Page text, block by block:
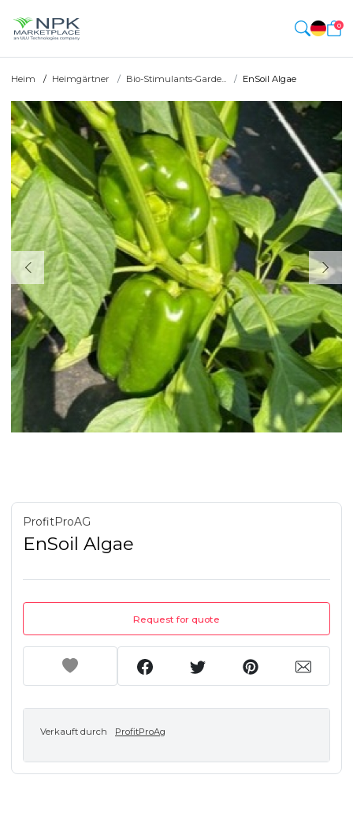
0
Heim Heimgärtner Bio-Stimulants-Garde... EnSoil Algae
ProfitProAG
EnSoil Algae
Request for quote
Verkauft durch ProfitProAg